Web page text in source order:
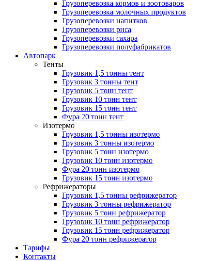
Грузоперевозка кормов и зоотоваров
Грузоперевозка молочных продуктов
Грузоперевозки напитков
Грузоперевозки риса
Грузоперевозки сахара
Грузоперевозки полуфабрикатов
Автопарк
Тенты
Грузовик 1,5 тонны тент
Грузовик 3 тонны тент
Грузовик 5 тонн тент
Грузовик 10 тонн тент
Грузовик 15 тонн тент
Фура 20 тонн тент
Изотермо
Грузовик 1,5 тонны изотермо
Грузовик 3 тонны изотермо
Грузовик 5 тонн изотермо
Грузовик 10 тонн изотермо
Фура 20 тонн изотермо
Грузовик 15 тонн изотермо
Рефрижераторы
Грузовик 1,5 тонны рефрижератор
Грузовик 3 тонны рефрижератор
Грузовик 5 тонн рефрижератор
Грузовик 10 тонн рефрижератор
Грузовик 15 тонн рефрижератор
Фура 20 тонн рефрижератор
Тарифы
Контакты